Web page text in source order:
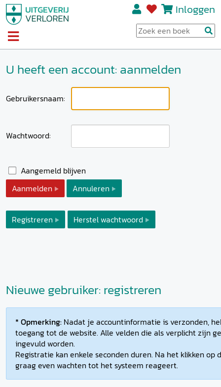
Inloggen
U heeft een account: aanmelden
Gebruikersnaam:
Wachtwoord:
Aangemeld blijven
Aanmelden
Annuleren
Registreren Herstel wachtwoord
Nieuwe gebruiker: registreren
* Opmerking: Nadat je accountinformatie is verzonden,
toegang tot de website. Alle velden die als verplicht zijn
ingevuld worden.
Registratie kan enkele seconden duren. Na het klikken op
graag even wachten tot het systeem reageert.